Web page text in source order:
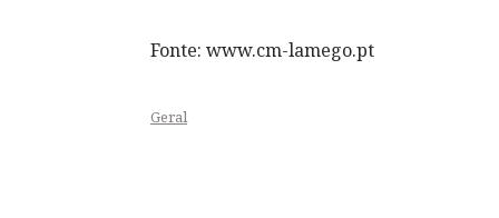
Fonte: www.cm-lamego.pt
Geral